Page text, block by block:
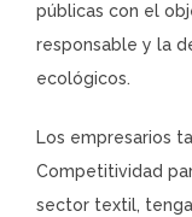
públicas con el
responsable y la
ecológicos.
Los empresarios
Competitividad
sector textil,